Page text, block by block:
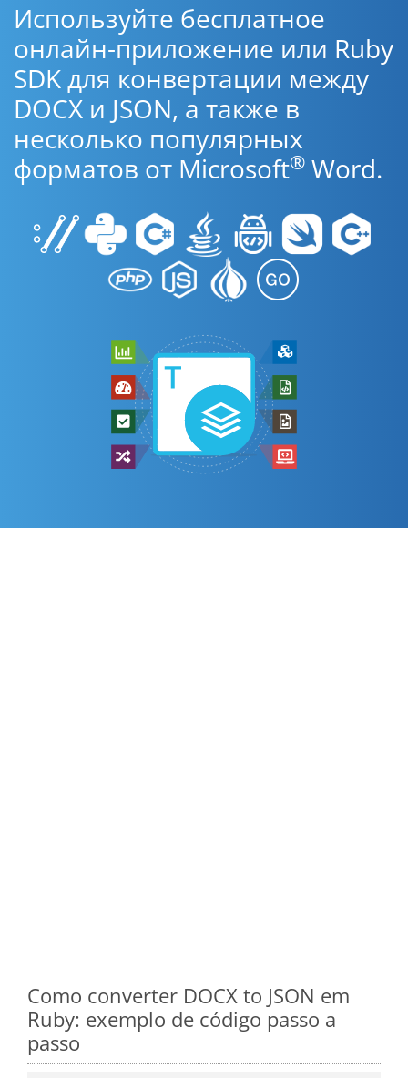
Используйте бесплатное
онлайн-приложение или Ruby
SDK для конвертации между
DOCX и JSON, а также в
несколько популярных
форматов от Microsoft® Word.
Como converter DOCX to JSON em
Ruby: exemplo de código passo a
passo